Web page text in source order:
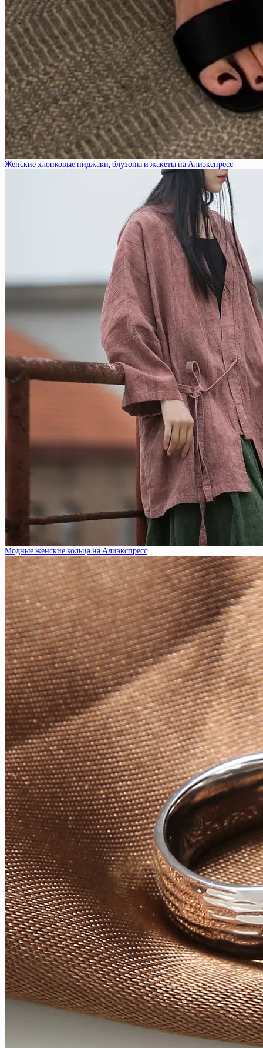
Женские хлопковые пиджаки, блузоны и жакеты на Алиэкспресс
Модные женские кольца на Алиэкспресс